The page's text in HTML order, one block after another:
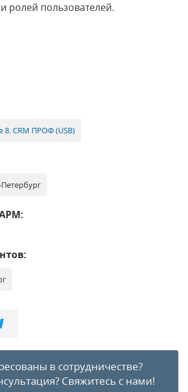
ролей пользователей.
8. CRM ПРОФ (USB)
в сотрудничестве?
Свяжитесь с нами!